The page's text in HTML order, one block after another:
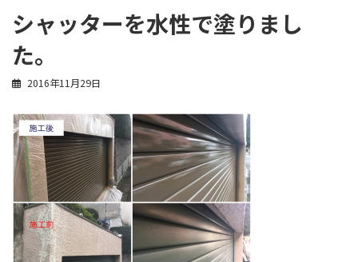
シャッターを水性で塗りまし
た。
2016年11月29日